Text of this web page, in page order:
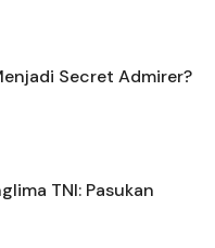
Secret Admirer?
TNI: Pasukan